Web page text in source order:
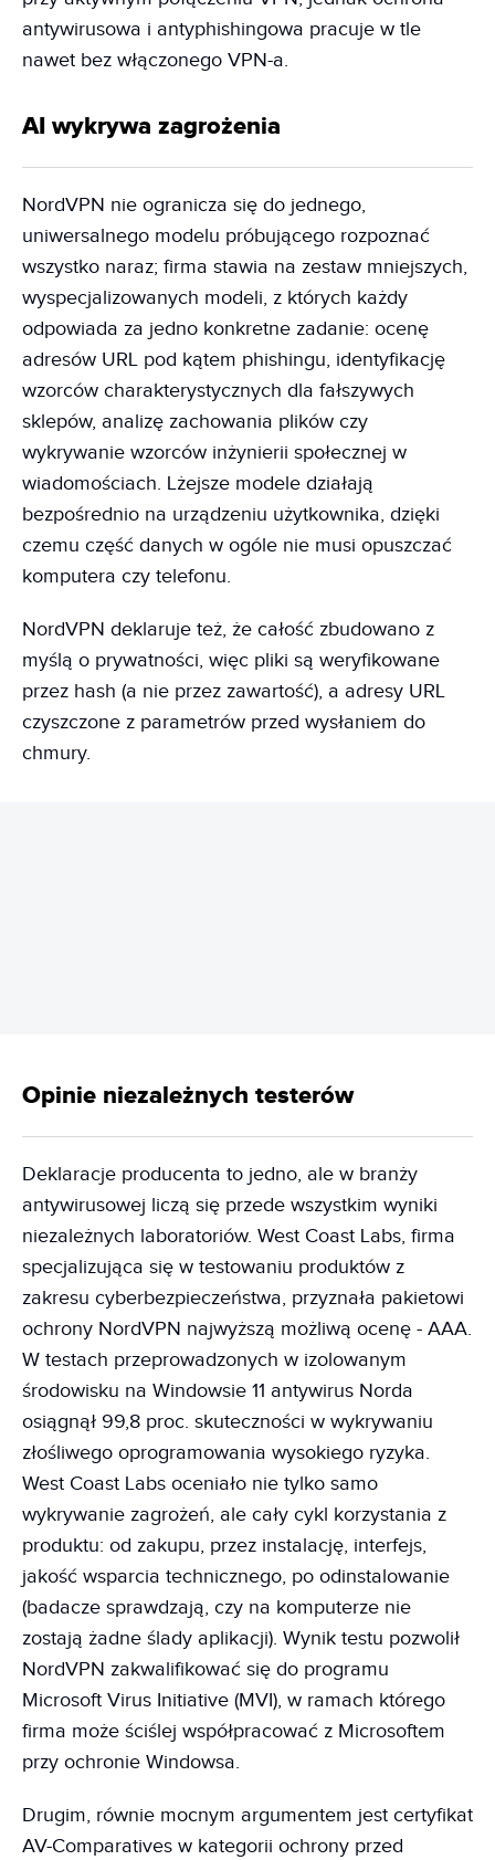
antywirusowa i antyphishingowa pracuje w tle
nawet bez włączonego VPN-a.
AI wykrywa zagrożenia
NordVPN nie ogranicza się do jednego,
uniwersalnego modelu próbującego rozpoznać
wszystko naraz; firma stawia na zestaw mniejszych,
wyspecjalizowanych modeli, z których każdy
odpowiada za jedno konkretne zadanie: ocenę
adresów URL pod kątem phishingu, identyfikację
wzorców charakterystycznych dla fałszywych
sklepów, analizę zachowania plików czy
wykrywanie wzorców inżynierii społecznej w
wiadomościach. Lżejsze modele działają
bezpośrednio na urządzeniu użytkownika, dzięki
czemu część danych w ogóle nie musi opuszczać
komputera czy telefonu.
NordVPN deklaruje też, że całość zbudowano z
myślą o prywatności, więc pliki są weryfikowane
przez hash (a nie przez zawartość), a adresy URL
czyszczone z parametrów przed wysłaniem do
chmury.
Opinie niezależnych testerów
Deklaracje producenta to jedno, ale w branży
antywirusowej liczą się przede wszystkim wyniki
niezależnych laboratoriów. West Coast Labs, firma
specjalizująca się w testowaniu produktów z
zakresu cyberbezpieczeństwa, przyznała pakietowi
ochrony NordVPN najwyższą możliwą ocenę - AAA.
W testach przeprowadzonych w izolowanym
środowisku na Windowsie 11 antywirus Norda
osiągnął 99,8 proc. skuteczności w wykrywaniu
złośliwego oprogramowania wysokiego ryzyka.
West Coast Labs oceniało nie tylko samo
wykrywanie zagrożeń, ale cały cykl korzystania z
produktu: od zakupu, przez instalację, interfejs,
jakość wsparcia technicznego, po odinstalowanie
(badacze sprawdzają, czy na komputerze nie
zostają żadne ślady aplikacji). Wynik testu pozwolił
NordVPN zakwalifikować się do programu
Microsoft Virus Initiative (MVI), w ramach którego
firma może ściślej współpracować z Microsoftem
przy ochronie Windowsa.
Drugim, równie mocnym argumentem jest certyfikat
AV-Comparatives w kategorii ochrony przed